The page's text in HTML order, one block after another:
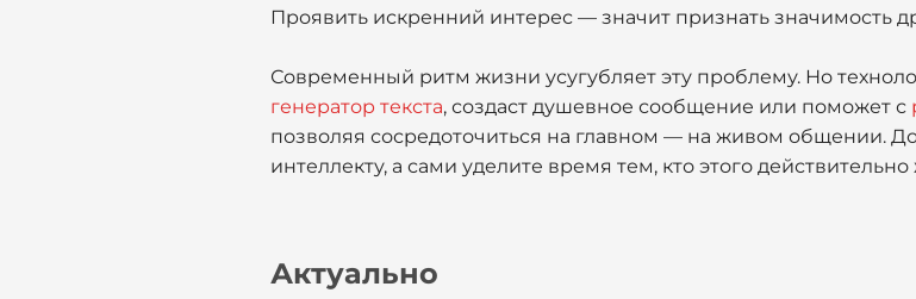
Проявить искренний интерес — значит признать значимость
Современный ритм жизни усугубляет эту проблему. Но
генератор текста, создаст душевное сообщение или поможет с
позволяя сосредоточиться на главном — на живом общении.
интеллекту, а сами уделите время тем, кто этого действительно
Актуально